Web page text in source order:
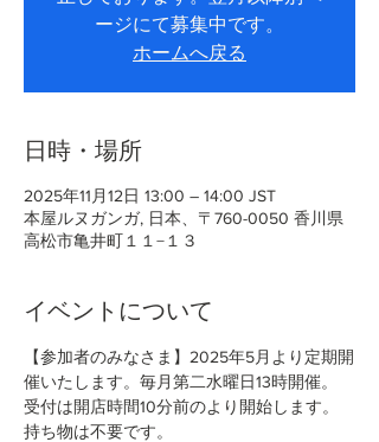
ージにて募集中です。
ホームへ戻る
日時・場所
2025年11月12日 13:00 – 14:00 JST
本屋ルヌガンガ, 日本、〒760-0050 香川県
高松市亀井町１１−１３
イベントについて
【参加者のみなさま】2025年5月より定期開
催いたします。毎月第二水曜日13時開催。
受付は開店時間10分前のより開始します。
持ち物は不要です。